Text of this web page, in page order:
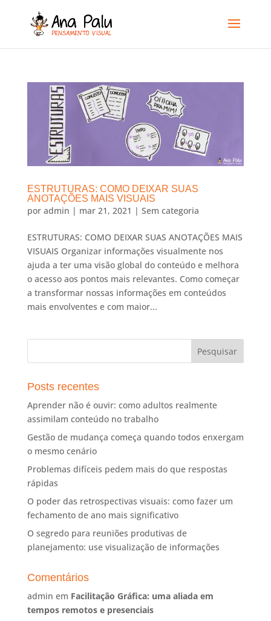
ESTRUTURAS: COMO DEIXAR SUAS
ANOTAÇÕES MAIS VISUAIS
por admin | mar 21, 2021 | Sem categoria
ESTRUTURAS: COMO DEIXAR SUAS ANOTAÇÕES MAIS
VISUAIS Organizar informações visualmente nos
ajuda a ter uma visão global do conteúdo e melhora
o acesso aos pontos mais relevantes. Como começar
a transformar nossas informações em conteúdos
mais envolventes e com maior...
Posts recentes
Aprender não é ouvir: como adultos realmente
assimilam conteúdo no trabalho
Gestão de mudança começa quando todos enxergam
o mesmo cenário
Problemas difíceis pedem mais do que respostas
rápidas
O poder das retrospectivas visuais: como fazer um
fechamento de ano mais significativo
O segredo para reuniões produtivas de
planejamento: use visualização de informações
Comentários
admin em Facilitação Gráfica: uma aliada em
tempos remotos e presenciais